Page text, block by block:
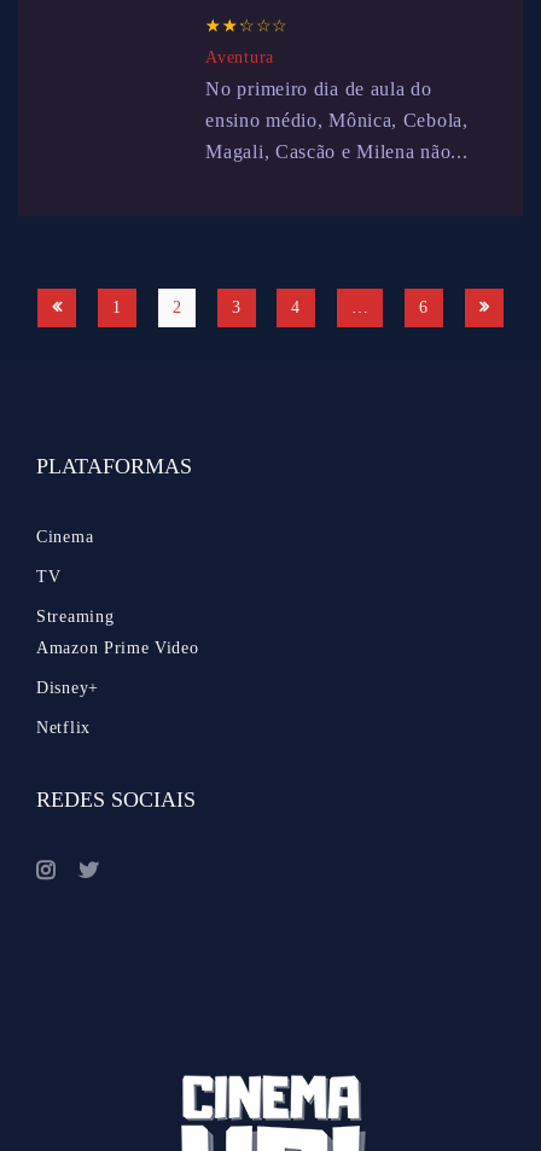
☆ ☆ ☆ ☆☆
★ ★ ★ ★★
Aventura
No primeiro dia de aula do
ensino médio, Mônica, Cebola,
Magali, Cascão e Milena não...
1 2 3 4 … 6
PLATAFORMAS
Cinema
TV
Streaming
Amazon Prime Video
Disney+
Netflix
REDES SOCIAIS